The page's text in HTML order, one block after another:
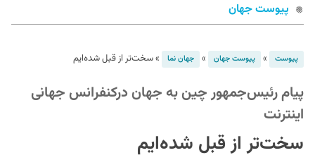
پیوست جهان
پیوست » پیوست جهان » جهان نما »سخت‌تر از قبل شده‌ایم
پیام رئیس‌جمهور چین به جهان درکنفرانس جهانی
اینترنت
سخت‌تر از قبل شده‌ایم